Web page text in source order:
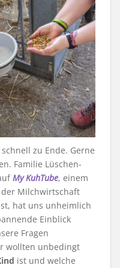
zu Ende. Gerne
Familie Lüschen-
My KuhTube, einem
der Milchwirtschaft
hat uns unheimlich
Einblick
Fragen
wollten unbedingt
ist und welche